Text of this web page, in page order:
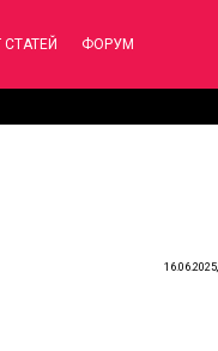
СТАТЕЙ ФОРУМ